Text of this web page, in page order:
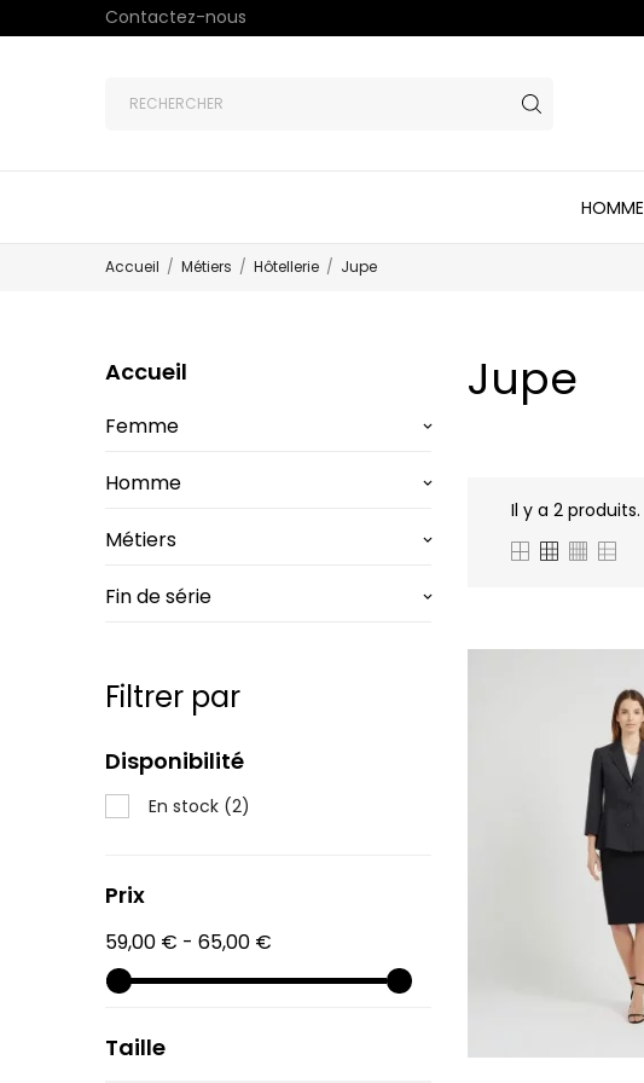
Contactez-nous
HOMME
Accueil Métiers Hôtellerie Jupe
Accueil
Femme keyboard_arrow_down
Homme keyboard_arrow_down
Métiers keyboard_arrow_down
Fin de série keyboard_arrow_down
Filtrer par
Disponibilité
En stock (2)
Prix
59,00 € - 65,00 €
Taille
Jupe
Il y a 2 produits.